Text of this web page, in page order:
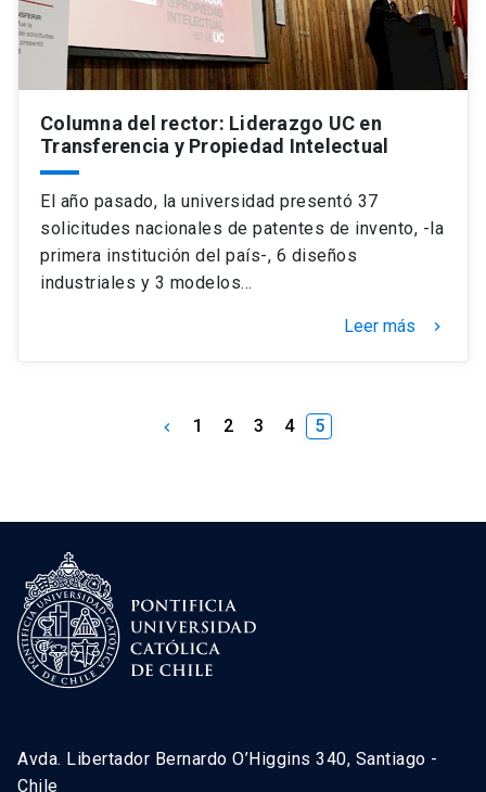
Columna del rector: Liderazgo UC en
Transferencia y Propiedad Intelectual
El año pasado, la universidad presentó 37
solicitudes nacionales de patentes de invento, -la
primera institución del país-, 6 diseños
industriales y 3 modelos…
Leer más keyboard_arrow_right
keyboard_arrow_left 1 2 3 4 5
Avda. Libertador Bernardo O’Higgins 340, Santiago -
Chile